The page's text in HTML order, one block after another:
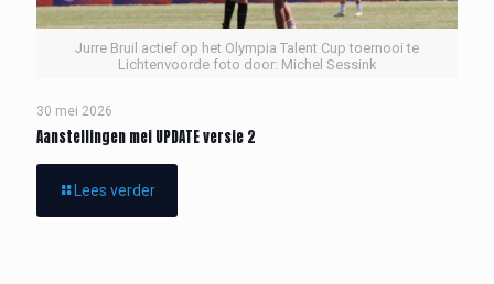
Jurre Bruil actief op het Olympia Talent Cup toernooi te
Lichtenvoorde foto door: Michel Sessink
30 mei 2026
Aanstellingen mei UPDATE versie 2
Lees verder